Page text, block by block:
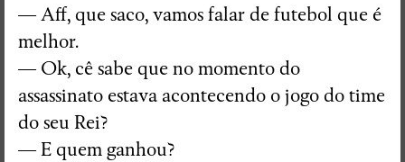
— Aff, que saco, vamos falar de futebol que é
melhor.
— Ok, cê sabe que no momento do
assassinato estava acontecendo o jogo do time
do seu Rei?
— E quem ganhou?